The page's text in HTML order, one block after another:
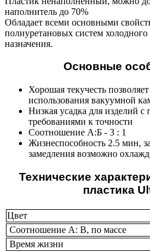
наполнитель до 70%
Обладает всеми основными
полиуретановых систем
назначения.
Основные
Хорошая текучесть позволяет
использования вакуумной
Низкая усадка для изделий
требованиями к точности
Соотношение А:Б - 3 : 1
Жизнеспособность 2.5 мин,
замедления возможно
Технические
пластика
Цвет
Соотношение А: B, по массе
Время жизни